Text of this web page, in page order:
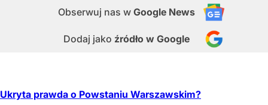
Obserwuj nas w Google News
Dodaj jako źródło w Google
Ukryta prawda o Powstaniu Warszawskim?